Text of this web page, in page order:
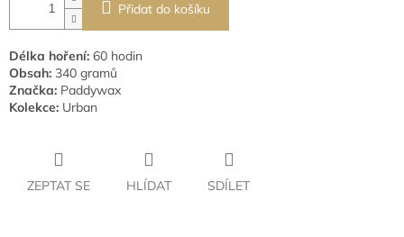
Přidat do košíku
Délka hoření: 60 hodin
Obsah: 340 gramů
Značka: Paddywax
Kolekce: Urban
ZEPTAT SE HLÍDAT SDÍLET